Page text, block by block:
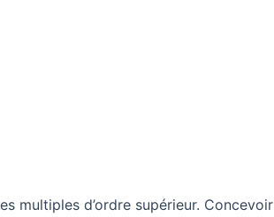
multiples d’ordre supérieur. Concevoir